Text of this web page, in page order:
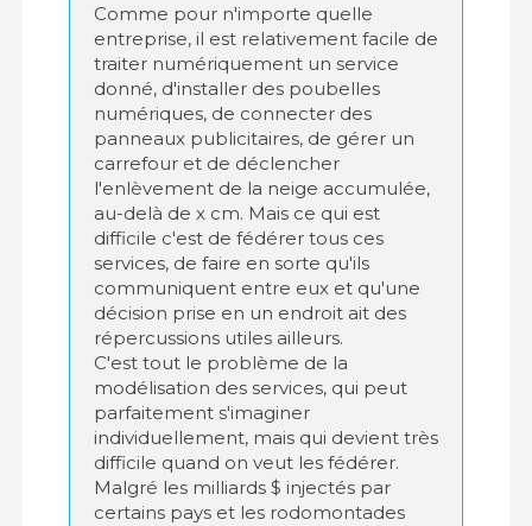
Comme pour n'importe quelle
entreprise, il est relativement facile de
traiter numériquement un service
donné, d'installer des poubelles
numériques, de connecter des
panneaux publicitaires, de gérer un
carrefour et de déclencher
l'enlèvement de la neige accumulée,
au-delà de x cm. Mais ce qui est
difficile c'est de fédérer tous ces
services, de faire en sorte qu'ils
communiquent entre eux et qu'une
décision prise en un endroit ait des
répercussions utiles ailleurs.
C'est tout le problème de la
modélisation des services, qui peut
parfaitement s'imaginer
individuellement, mais qui devient très
difficile quand on veut les fédérer.
Malgré les milliards $ injectés par
certains pays et les rodomontades